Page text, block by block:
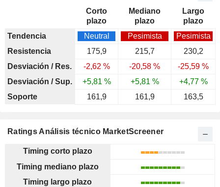
Corto
plazo
Mediano
plazo
Largo
plazo
Tendencia
Neutral Pesimista
Pesimista
Resistencia
175,9 215,7
230,2
Desviación / Res.
-2,62 % -20,58 %
-25,59 %
Desviación / Sup.
+5,81 % +5,81 %
+4,77 %
Soporte
161,9 161,9 163,5
Ratings Análisis técnico MarketScreener
Timing corto plazo
Timing mediano plazo
Timing largo plazo